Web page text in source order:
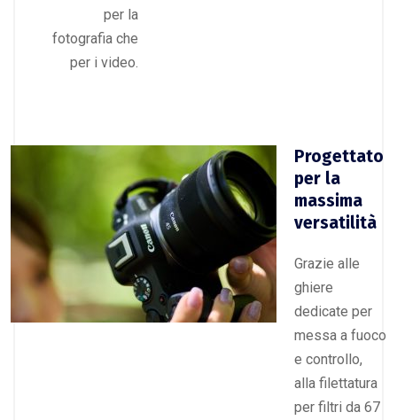
per la
fotografia che
per i video.
Progettato
per la
massima
versatilità
Grazie alle
ghiere
dedicate per
messa a fuoco
e controllo,
alla filettatura
per filtri da 67